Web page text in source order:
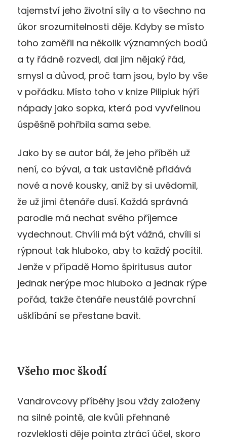
tajemství jeho životní síly a to všechno na
úkor srozumitelnosti děje. Kdyby se místo
toho zaměřil na několik významných bodů
a ty řádně rozvedl, dal jim nějaký řád,
smysl a důvod, proč tam jsou, bylo by vše
v pořádku. Místo toho v knize Pilipiuk hýří
nápady jako sopka, která pod vyvřelinou
úspěšně pohřbila sama sebe.
Jako by se autor bál, že jeho příběh už
není, co býval, a tak ustavičně přidává
nové a nové kousky, aniž by si uvědomil,
že už jimi čtenáře dusí. Každá správná
parodie má nechat svého příjemce
vydechnout. Chvíli má být vážná, chvíli si
rýpnout tak hluboko, aby to každý pocítil.
Jenže v případě Homo špiritusus autor
jednak nerýpe moc hluboko a jednak rýpe
pořád, takže čtenáře neustálé povrchní
ušklíbání se přestane bavit.
Všeho moc škodí
Vandrovcovy příběhy jsou vždy založeny
na silné pointě, ale kvůli přehnané
rozvleklosti děje pointa ztrácí účel, skoro